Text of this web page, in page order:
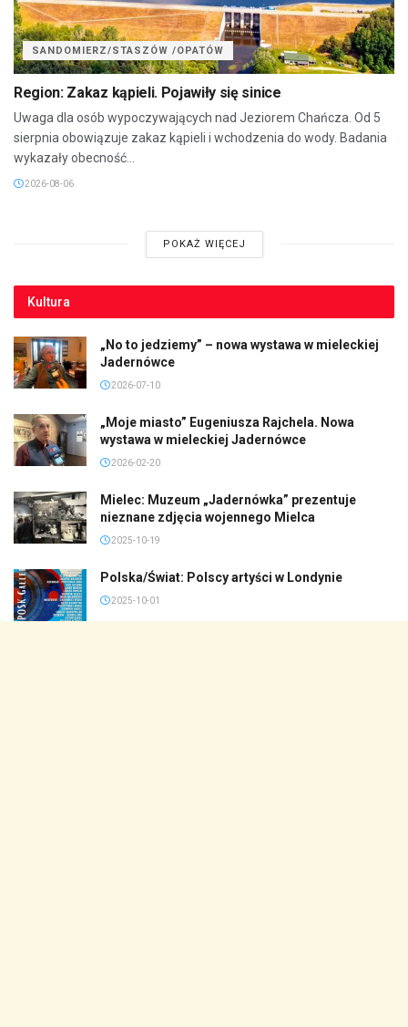
SANDOMIERZ/STASZÓW /OPATÓW
Region: Zakaz kąpieli. Pojawiły się sinice
Uwaga dla osób wypoczywających nad Jeziorem Chańcza. Od 5
sierpnia obowiązuje zakaz kąpieli i wchodzenia do wody. Badania
wykazały obecność...
2026-08-06
POKAŻ WIĘCEJ
Kultura
„No to jedziemy” – nowa wystawa w mieleckiej
Jadernówce
2026-07-10
„Moje miasto” Eugeniusza Rajchela. Nowa
wystawa w mieleckiej Jadernówce
2026-02-20
Mielec: Muzeum „Jadernówka” prezentuje
nieznane zdjęcia wojennego Mielca
2025-10-19
Polska/Świat: Polscy artyści w Londynie
2025-10-01